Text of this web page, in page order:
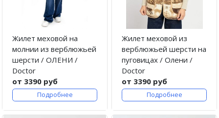
Жилет меховой на
молнии из верблюжьей
шерсти / ОЛЕНИ /
Doctor
от 3390 руб
Подробнее
Жилет меховой из
верблюжьей шерсти на
пуговицах / Олени /
Doctor
от 3390 руб
Подробнее